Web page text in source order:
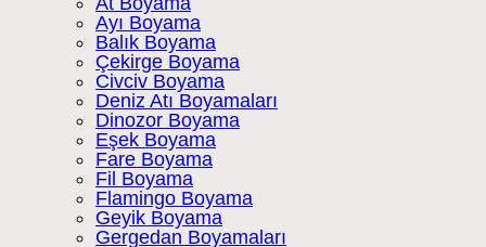
Ayı Boyama
Balık Boyama
Çekirge Boyama
Civciv Boyama
Deniz Atı Boyamaları
Dinozor Boyama
Eşek Boyama
Fare Boyama
Fil Boyama
Flamingo Boyama
Geyik Boyama
Gergedan Boyamaları